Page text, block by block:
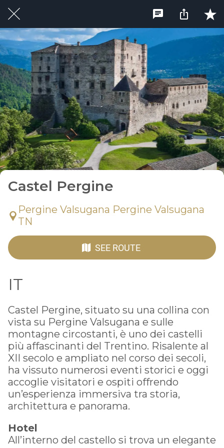
Castel Pergine
Pergine Valsugana Pergine Valsugana
TN
SEE ROUTE
IT
Castel Pergine, situato su una collina con
vista su Pergine Valsugana e sulle
montagne circostanti, è uno dei castelli
più affascinanti del Trentino. Risalente al
XII secolo e ampliato nel corso dei secoli,
ha vissuto numerosi eventi storici e oggi
accoglie visitatori e ospiti offrendo
un’esperienza immersiva tra storia,
architettura e panorama.
Hotel
All’interno del castello si trova un elegante